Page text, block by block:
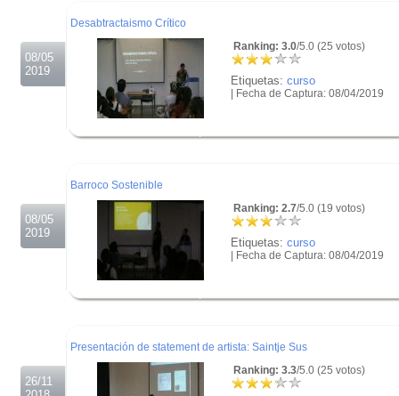
08/05
2019
Desabtractaismo Crítico
Ranking: 3.0/5.0 (25 votos)
Etiquetas: curso
| Fecha de Captura: 08/04/2019
08/05
2019
Barroco Sostenible
Ranking: 2.7/5.0 (19 votos)
Etiquetas: curso
| Fecha de Captura: 08/04/2019
26/11
Presentación de statement de artista: Saintje Sus
Ranking: 3.3/5.0 (25 votos)